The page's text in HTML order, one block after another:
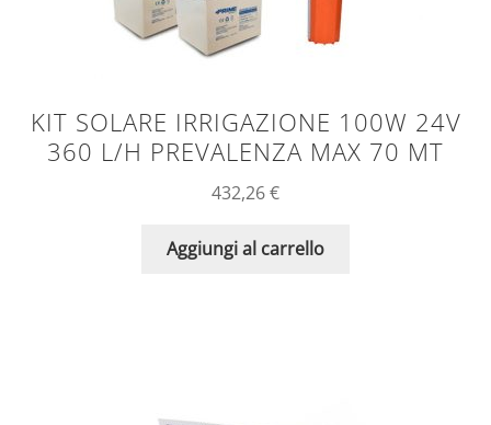
KIT SOLARE IRRIGAZIONE 100W 24V
360 L/H PREVALENZA MAX 70 MT
432,26€
Aggiungi al carrello